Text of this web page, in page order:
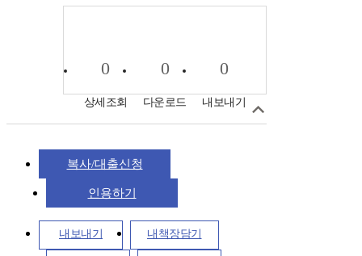
0
상세조회
0
다운로드
0
내보내기
복사/대출신청
인용하기
내보내기 내책장담기